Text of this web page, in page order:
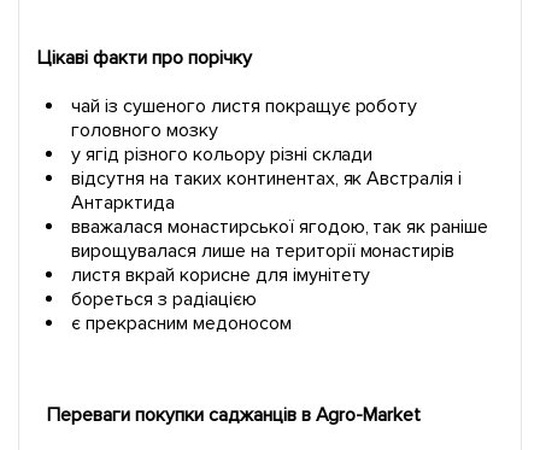
Цікаві факти про порічку
чай із сушеного листя покращує роботу
головного мозку
у ягід різного кольору різні склади
відсутня на таких континентах, як Австралія і
Антарктида
вважалася монастирської ягодою, так як раніше
вирощувалася лише на території монастирів
листя вкрай корисне для імунітету
бореться з радіацією
є прекрасним медоносом
Переваги покупки саджанців в Agro-Market